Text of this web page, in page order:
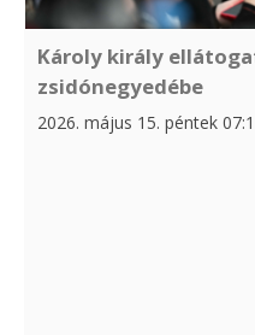
Károly király
zsidónegyedébe
2026. május 15. péntek